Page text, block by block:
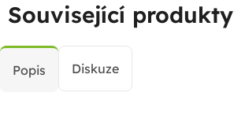
Související produkty
Popis Diskuze